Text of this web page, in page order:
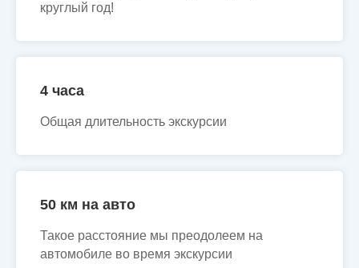
круглый год!
4 часа
Общая длительность экскурсии
50 км на авто
Такое расстояние мы преодолеем на
автомобиле во время экскурсии